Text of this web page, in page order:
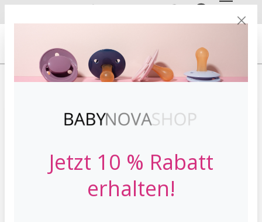
EN
HOME MARKEN BABYNOVA
Jetzt 10 % Rabatt
erhalten!